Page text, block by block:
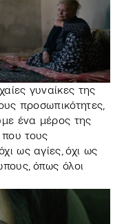
γυναίκες της
προσωπικότητες,
ένα μέρος της
τους
ως αγίες, όχι ως
όπως όλοι